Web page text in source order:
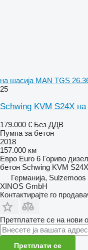
на шасија MAN TGS
25
Schwing KVM S24X
179.000 € Без ДДВ
Пумпа за бетон
2018
157.000 км
Евро Euro 6 Гориво дизел
бетон Schwing KVM S24X
Германија, Sulzemoos
XINOS GmbH
Контактирајте го
Претплатете се на нови
Претплати се